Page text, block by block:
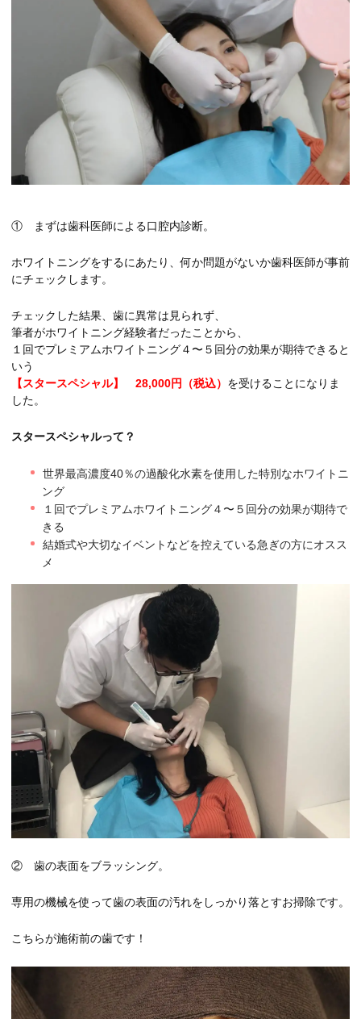
① まずは歯科医師による口腔内診断。
ホワイトニングをするにあたり、何か問題がないか歯科医師が事前
にチェックします。
チェックした結果、歯に異常は見られず、
筆者がホワイトニング経験者だったことから、
１回でプレミアムホワイトニング４〜５回分の効果が期待できると
いう
【スタースペシャル】 28,000円（税込） を受けることになりま
した。
スタースペシャルって？
世界最高濃度40％の過酸化水素を使用した特別なホワイトニ
ング
１回でプレミアムホワイトニング４〜５回分の効果が期待で
きる
結婚式や大切なイベントなどを控えている急ぎの方にオスス
メ
② 歯の表面をブラッシング。
専用の機械を使って歯の表面の汚れをしっかり落とすお掃除です。
こちらが施術前の歯です！